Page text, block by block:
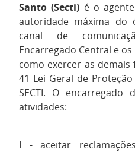
Santo (Secti) é o
autoridade máxima do
canal de
Encarregado Central e
como exercer as
41 Lei Geral de
SECTI. O encarregado
atividades:
I - aceitar